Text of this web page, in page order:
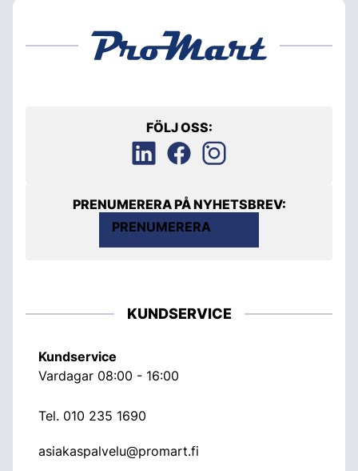
FÖLJ OSS:
PRENUMERERA PÅ NYHETSBREV:
PRENUMERERA
KUNDSERVICE
Kundservice
Vardagar 08:00 - 16:00
Tel. 010 235 1690
asiakaspalvelu@promart.fi